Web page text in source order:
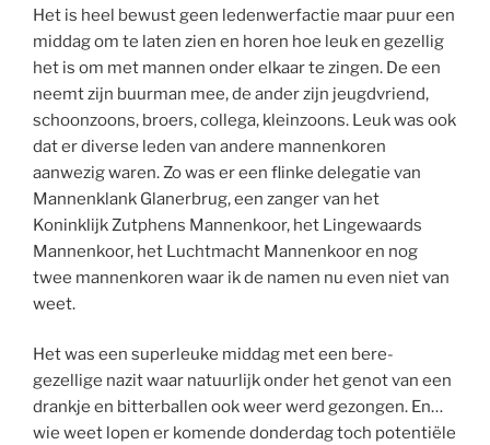
Het is heel bewust geen ledenwerfactie maar puur een
middag om te laten zien en horen hoe leuk en gezellig
het is om met mannen onder elkaar te zingen. De een
neemt zijn buurman mee, de ander zijn jeugdvriend,
schoonzoons, broers, collega, kleinzoons. Leuk was ook
dat er diverse leden van andere mannenkoren
aanwezig waren. Zo was er een flinke delegatie van
Mannenklank Glanerbrug, een zanger van het
Koninklijk Zutphens Mannenkoor, het Lingewaards
Mannenkoor, het Luchtmacht Mannenkoor en nog
twee mannenkoren waar ik de namen nu even niet van
weet.
Het was een superleuke middag met een bere-
gezellige nazit waar natuurlijk onder het genot van een
drankje en bitterballen ook weer werd gezongen. En…
wie weet lopen er komende donderdag toch potentiële